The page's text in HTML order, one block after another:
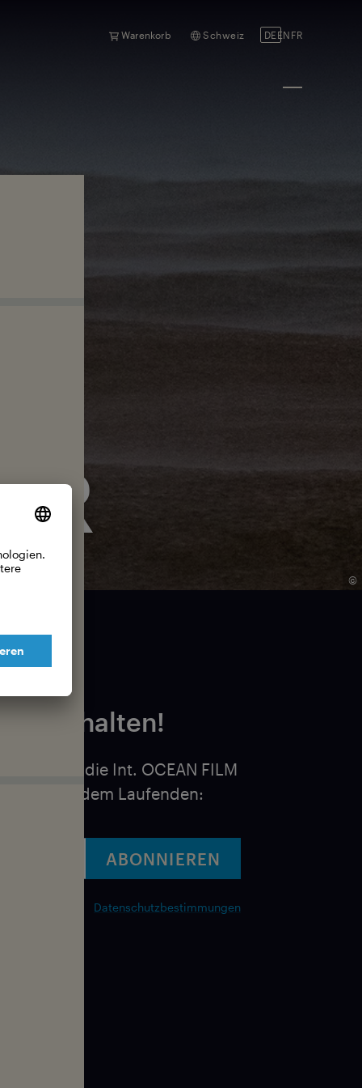
Warenkorb Schweiz DE EN FR
©
erhalten!
über die Int. OCEAN FILM
auf dem Laufenden:
ABONNIEREN
ABONNIEREN
Datenschutzbestimmungen